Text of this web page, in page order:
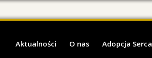
Aktualności O nas Adopcja Serca